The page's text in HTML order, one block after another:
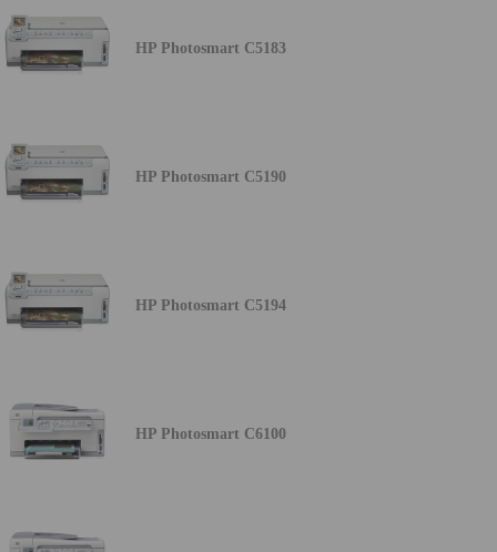
HP Photosmart C5183
HP Photosmart C5190
HP Photosmart C5194
HP Photosmart C6100